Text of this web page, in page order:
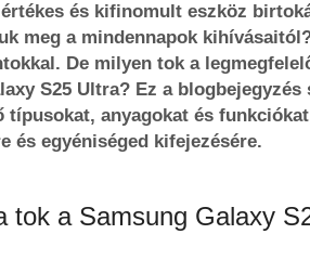
és kifinomult eszköz
meg a mindennapok
De milyen tok a
S25 Ultra? Ez a
típusokat, anyagokat és
és egyéniséged kifejezésére.
tok a Samsung Galaxy